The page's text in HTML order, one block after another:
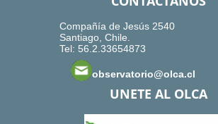
Compañía de Jesús 2540
Santiago, Chile.
Tel: 56.2.33654873
observatorio@olca.cl
UNETE AL OLCA